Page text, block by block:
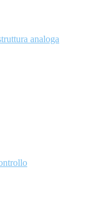
analoga